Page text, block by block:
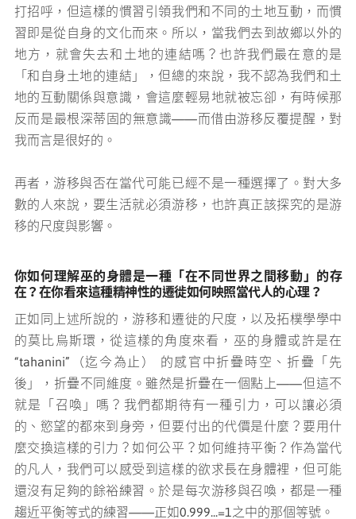
打招呼，但這樣的慣習引領我們和不同的土地互動，而慣
習即是從自身的文化而來。所以，當我們去到故鄉以外的
地方，就會失去和土地的連結嗎？也許我們最在意的是
「和自身土地的連結」，但總的來說，我不認為我們和土
地的互動關係與意識，會這麼輕易地就被忘卻，有時候那
反而是最根深蒂固的無意識——而借由游移反覆提醒，對
我而言是很好的。
再者，游移與否在當代可能已經不是一種選擇了。對大多
數的人來說，要生活就必須游移，也許真正該探究的是游
移的尺度與影響。
你如何理解巫的身體是一種「在不同世界之間移動」的存
在？在你看來這種精神性的遷徙如何映照當代人的心理？
正如同上述所說的，游移和遷徙的尺度，以及拓樸學學中
的莫比烏斯環，從這樣的角度來看，巫的身體或許是在
“tahanini”（迄今為止） 的感官中折疊時空、折疊「先
後」，折疊不同維度。雖然是折疊在一個點上——但這不
就是「召喚」嗎？我們都期待有一種引力，可以讓必須
的、慾望的都來到身旁，但要付出的代價是什麼？要用什
麼交換這樣的引力？如何公平？如何維持平衡？作為當代
的凡人，我們可以感受到這樣的欲求長在身體裡，但可能
還沒有足夠的餘裕練習。於是每次游移與召喚，都是一種
趨近平衡等式的練習——正如0.999...=1之中的那個等號。